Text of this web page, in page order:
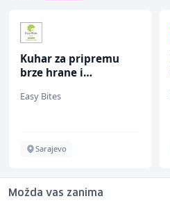
Kuhar za pripremu
brze hrane i
ž)
Easy Bites
Sarajevo
Možda vas zanima